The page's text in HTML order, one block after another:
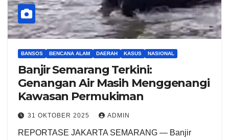
BANSOS BENCANA ALAM DAERAH KASUS NASIONAL
Banjir Semarang Terkini:
Genangan Air Masih Menggenangi
Kawasan Permukiman
31 OKTOBER 2025 ADMIN
REPORTASE JAKARTA SEMARANG — Banjir